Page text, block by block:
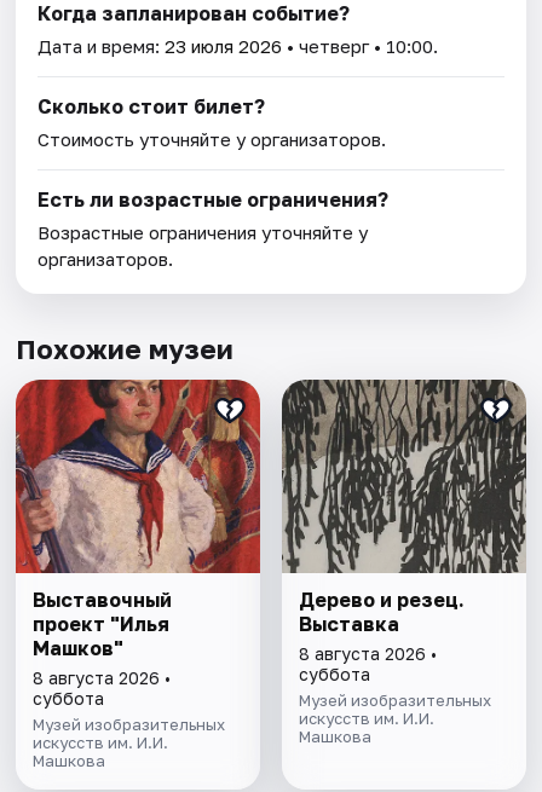
Когда запланирован событие?
Дата и время:23 июля 2026 • четверг • 10:00.
Сколько стоит билет?
Стоимость уточняйте у организаторов.
Есть ли возрастные ограничения?
Возрастные ограничения уточняйте у
организаторов.
Похожие музеи
Выставочный
проект "Илья
Машков"
8 августа 2026 •
суббота
Музей изобразительных
искусств им. И.И.
Машкова
Дерево и резец.
Выставка
8 августа 2026 •
суббота
Музей изобразительных
искусств им. И.И.
Машкова